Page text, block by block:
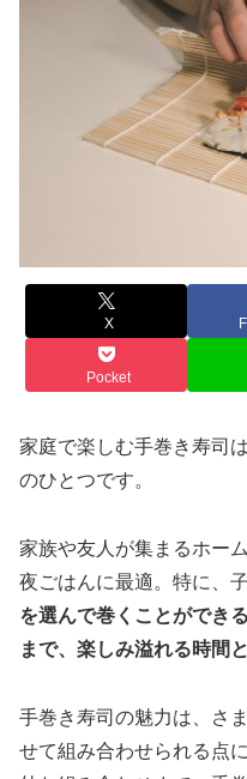
X
Pocket
家庭で楽しむ手巻き寿司
のひとつです。
家族や友人が集まるホー
夜ごはんに最適。特に、
を選んで巻くことができ
まで、楽しみ溢れる時間
手巻き寿司の魅力は、さ
せて組み合わせられる点